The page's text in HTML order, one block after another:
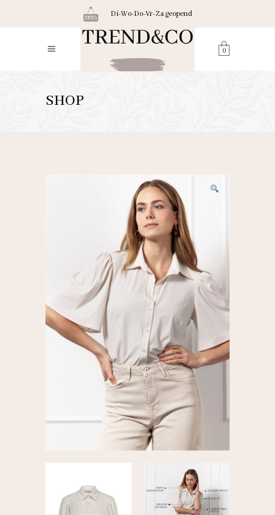
Di-Wo-Do-Vr-Za geopend
0
SHOP